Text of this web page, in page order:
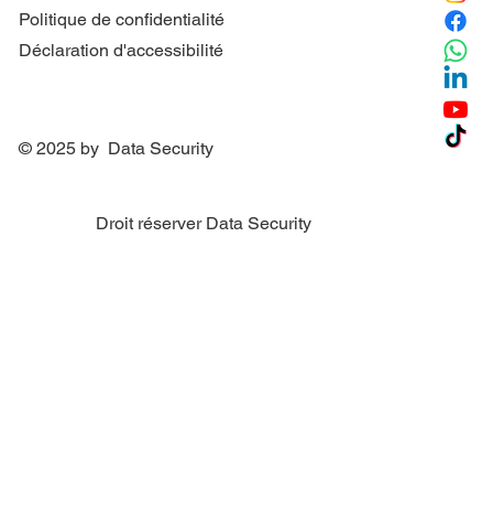
Politique de confidentialité
Déclaration d'accessibilité
© 2025 by Data Security
Droit réserver Data Security